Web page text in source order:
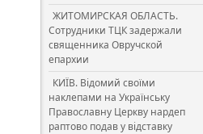
ЖИТОМИРСКАЯ ОБЛАСТЬ.
Сотрудники ТЦК задержали
священника Овручской
епархии
КИЇВ. Відомий своїми
наклепами на Українську
Православну Церкву нардеп
раптово подав у відставку